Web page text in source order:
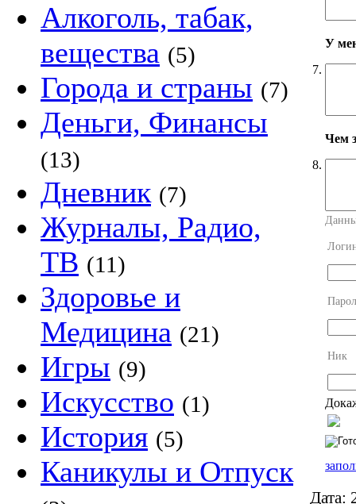
Алкоголь, табак,
вещества (5)
Города и страны (7)
Деньги, Финансы
(13)
Дневник (7)
Журналы, Радио,
ТВ (11)
Здоровье и
Медицина (21)
Игры (9)
Искусство (1)
История (5)
Каникулы и Отпуск
7.
У
8.
Чем
Ник
Дата: